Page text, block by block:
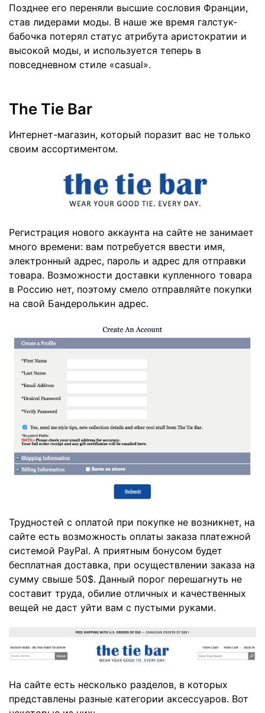
Позднее его переняли высшие сословия Франции,
став лидерами моды. В наше же время галстук-
бабочка потерял статус атрибута аристократии и
высокой моды, и используется теперь в
повседневном стиле «casual».
The Tie Bar
Интернет-магазин, который поразит вас не только
своим ассортиментом.
Регистрация нового аккаунта на сайте не занимает
много времени: вам потребуется ввести имя,
электронный адрес, пароль и адрес для отправки
товара. Возможности доставки купленного товара
в Россию нет, поэтому смело отправляйте покупки
на свой Бандеролькин адрес.
Трудностей с оплатой при покупке не возникнет, на
сайте есть возможность оплаты заказа платежной
системой PayPal. А приятным бонусом будет
бесплатная доставка, при осуществлении заказа на
сумму свыше 50$. Данный порог перешагнуть не
составит труда, обилие отличных и качественных
вещей не даст уйти вам с пустыми руками.
На сайте есть несколько разделов, в которых
представлены разные категории аксессуаров. Вот